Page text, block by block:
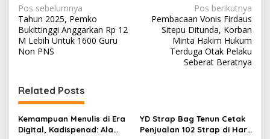
N
a
v
i
a
s
i
Pos sebelumnya
Tahun 2025, Pemko
Bukittinggi Anggarkan Rp 12
M Lebih Untuk 1600 Guru
Non PNS
Pos berikutnya
Pembacaan Vonis Firdaus
Sitepu Ditunda, Korban
Minta Hakim Hukum
Terduga Otak Pelaku
Seberat Beratnya
Related Posts
Kemampuan Menulis di Era
Digital, Kadispenad: Ala
YD Strap Bag Tenun Cetak
Penjualan 102 Strap di Hari